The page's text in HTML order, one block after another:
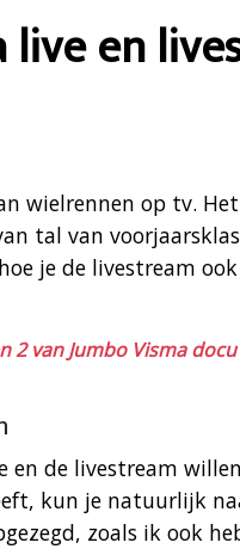
en
wielrennen op tv.
tal van
je de livestream
2 van Jumbo Visma
en de livestream
kun je natuurlijk
zoals ik ook